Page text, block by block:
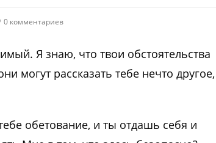
0 комментариев
Я знаю, что твои обстоятельства
могут рассказать тебе нечто другое,
обетование, и ты отдашь себя и